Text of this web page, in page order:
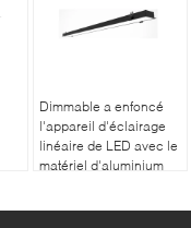
Dimmable a enfoncé
l'appareil d'éclairage
linéaire de LED avec le
matériel d'aluminium